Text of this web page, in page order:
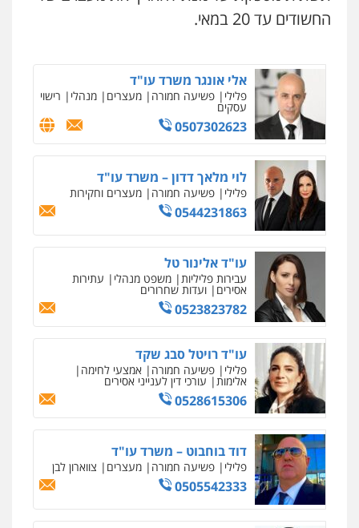
0525544654
מנשה, אלמוג – עורכי דין
פלילי עבירות תנועה צווארון לבן תעבורה
עורכי דין לענייני אסירים מעצרים וחקירות
0546470989
עו"ד זוהר ארבל
פלילי פשיעה חמורה מעצרים וחקירות
קטינים
0538788878
עו"ד אסף דוק
פלילי עבירות מין סמים והימורים פשיעה
חמורה חקירות ומעצרים צווארון לבן והונאה
0526885006
החשודים עד 20 במאי.
פלילי מעצרים וחקירות סמים עבירות מין
עורכי דין לענייני אסירים
אלי אונגר משרד עו"ד
פלילי פשיעה חמורה מעצרים מנהלי רישוי
עסקים
0507302623
לוי מלאך דדון – משרד עו"ד
פלילי פשיעה חמורה מעצרים וחקירות
0544231863
עו"ד אלינור טל
עבירות פליליות משפט מנהלי עתירות
אסירים ועדות שחרורים
0523823782
עו"ד רויטל סבג שקד
פלילי פשיעה חמורה אמצעי לחימה
אלימות עורכי דין לענייני אסירים
0528615306
דוד בוחבוט – משרד עו"ד
פלילי פשיעה חמורה מעצרים צווארון לבן
0505542333